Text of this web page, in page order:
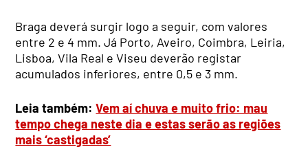
Braga deverá surgir logo a seguir, com valores
entre 2 e 4 mm. Já Porto, Aveiro, Coimbra, Leiria,
Lisboa, Vila Real e Viseu deverão registar
acumulados inferiores, entre 0,5 e 3 mm.
Leia também:Vem aí chuva e muito frio: mau
tempo chega neste dia e estas serão as regiões
mais ‘castigadas’